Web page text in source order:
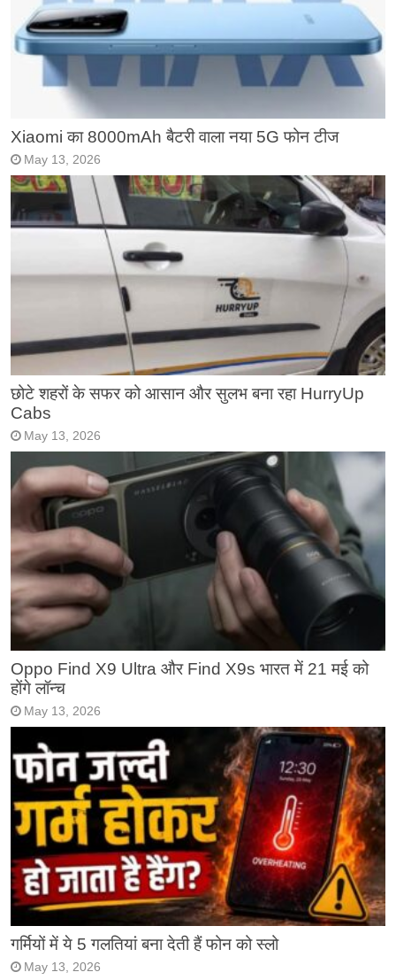
Xiaomi का 8000mAh बैटरी वाला नया 5G फोन टीज
May 13, 2026
छोटे शहरों के सफर को आसान और सुलभ बना रहा HurryUp
Cabs
May 13, 2026
Oppo Find X9 Ultra और Find X9s भारत में 21 मई को
होंगे लॉन्च
May 13, 2026
गर्मियों में ये 5 गलतियां बना देती हैं फोन को स्लो
May 13, 2026